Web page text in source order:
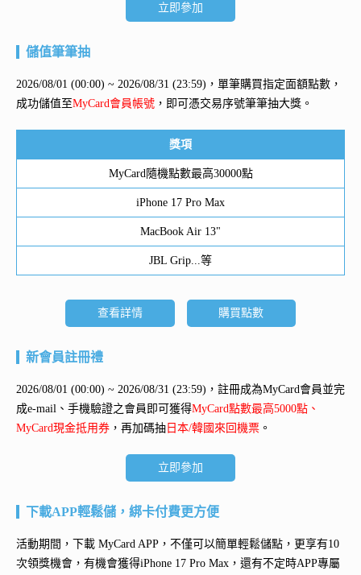
立即參加
儲值筆筆抽
2026/08/01 (00:00) ~ 2026/08/31 (23:59)，單筆購買指定面額點數，
成功儲值至MyCard會員帳號 ，即可憑交易序號筆筆抽大獎。
獎項
MyCard隨機點數最高30000點
iPhone 17 Pro Max
MacBook Air 13"
JBL Grip...等
查看詳情 購買點數
新會員註冊禮
2026/08/01 (00:00) ~ 2026/08/31 (23:59)，註冊成為MyCard會員並完
成e-mail、手機驗證之會員即可獲得MyCard點數最高5000點、
MyCard現金抵用券 ，再加碼抽 日本/韓國來回機票 。
立即參加
下載APP輕鬆儲，綁卡付費更方便
活動期間，下載 MyCard APP，不僅可以簡單輕鬆儲點，更享有10
次領獎機會，有機會獲得iPhone 17 Pro Max ，還有不定時APP專屬